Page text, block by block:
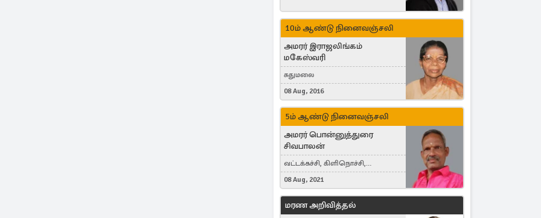
10ம் ஆண்டு நினைவஞ்சலி
அமரர் இராஜலிங்கம்
மகேஸ்வரி
சுதுமலை
08 Aug, 2016
5ம் ஆண்டு நினைவஞ்சலி
அமரர் பொன்னுத்துரை
சிவபாலன்
வட்டக்கச்சி, கிளிநொச்சி,
வட்டக்கச்சி இராமநாதபுரம்
08 Aug, 2021
மரண அறிவித்தல்